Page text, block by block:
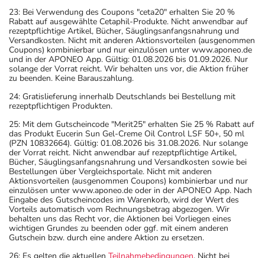
23: Bei Verwendung des Coupons "ceta20" erhalten Sie 20 %
Rabatt auf ausgewählte Cetaphil-Produkte. Nicht anwendbar auf
rezeptpflichtige Artikel, Bücher, Säuglingsanfangsnahrung und
Versandkosten. Nicht mit anderen Aktionsvorteilen (ausgenommen
Coupons) kombinierbar und nur einzulösen unter www.aponeo.de
und in der APONEO App. Gültig: 01.08.2026 bis 01.09.2026. Nur
solange der Vorrat reicht. Wir behalten uns vor, die Aktion früher
zu beenden. Keine Barauszahlung.
24: Gratislieferung innerhalb Deutschlands bei Bestellung mit
rezeptpflichtigen Produkten.
25: Mit dem Gutscheincode "Merit25" erhalten Sie 25 % Rabatt auf
das Produkt Eucerin Sun Gel-Creme Oil Control LSF 50+, 50 ml
(PZN 10832664). Gültig: 01.08.2026 bis 31.08.2026. Nur solange
der Vorrat reicht. Nicht anwendbar auf rezeptpflichtige Artikel,
Bücher, Säuglingsanfangsnahrung und Versandkosten sowie bei
Bestellungen über Vergleichsportale. Nicht mit anderen
Aktionsvorteilen (ausgenommen Coupons) kombinierbar und nur
einzulösen unter www.aponeo.de oder in der APONEO App. Nach
Eingabe des Gutscheincodes im Warenkorb, wird der Wert des
Vorteils automatisch vom Rechnungsbetrag abgezogen. Wir
behalten uns das Recht vor, die Aktionen bei Vorliegen eines
wichtigen Grundes zu beenden oder ggf. mit einem anderen
Gutschein bzw. durch eine andere Aktion zu ersetzen.